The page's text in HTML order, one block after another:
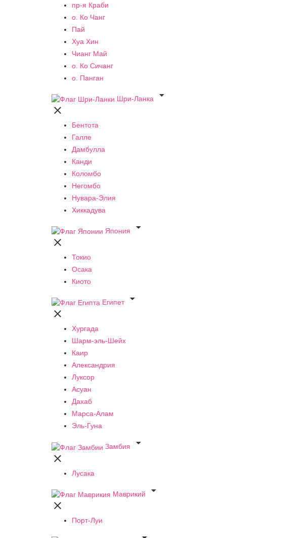
пр-я Краби
о. Ко Чанг
Пай
Хуа Хин
Чианг Май
о. Ко Сичанг
о. Панган
Шри-Ланка


Бентота
Галле
Дамбулла
Канди
Коломбо
Негомбо
Нувара-Элия
Хиккадува
Япония


Токио
Осака
Киото
Египет


Хургада
Шарм-эль-Шейх
Каир
Александрия
Луксор
Асуан
Дахаб
Марса-Алам
Эль-Гуна
Замбия


Лусака
Маврикий


Порт-Луи